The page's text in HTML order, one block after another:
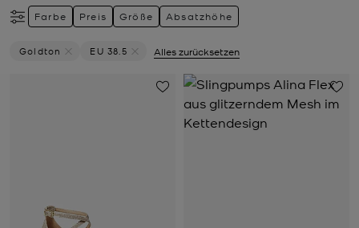
Farbe Preis Größe Absatzhöhe
Goldton
EU 38.5
Alles zurücksetzen